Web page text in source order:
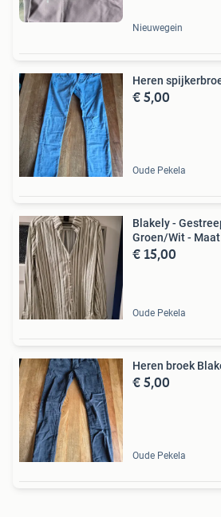
Nieuwegein
Heren
€ 5,00
Oude Pekela
Blakely -
Groen/Wit -
€ 15,00
Oude Pekela
Heren broek
€ 5,00
Oude Pekela